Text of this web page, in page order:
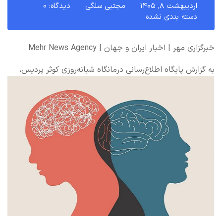
اردیبهشت ۸, ۱۴۰۵ مجتبی سلگی
دیدگاه: 0
دسته بندی نشده
خبرگزاری مهر | اخبار ایران و جهان | Mehr News Agency
به گزارش پایگاه اطلاع‌رسانی درمانگاه شبانه‌روزی کوثر پردیس،